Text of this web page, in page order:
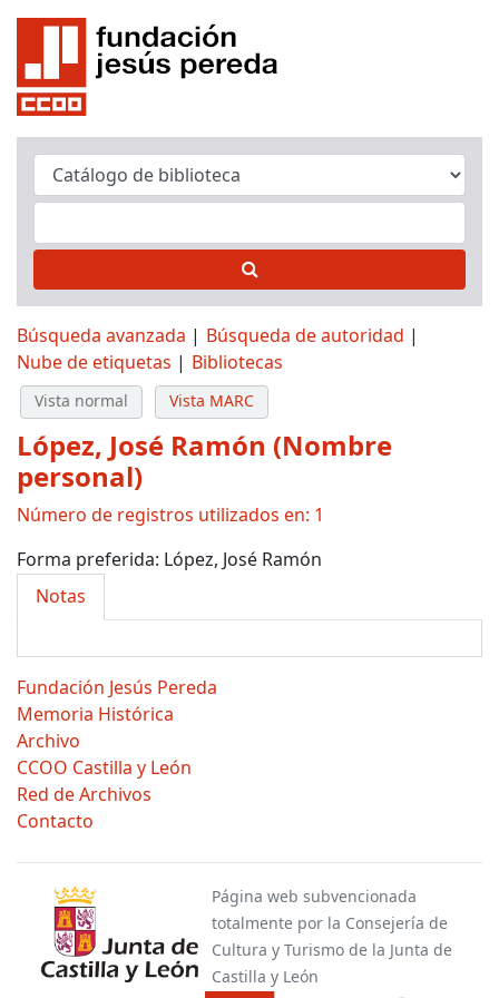
Búsqueda avanzada
Búsqueda de autoridad
Nube de etiquetas
Bibliotecas
Fundación Jesús Pereda
Memoria Histórica
Archivo
CCOO Castilla y León
Red de Archivos
Contacto
Vista normal Vista MARC
López, José Ramón (Nombre
personal)
Número de registros utilizados en: 1
Forma preferida: López, José Ramón
Notas
Página web subvencionada
totalmente por la Consejería de
Cultura y Turismo de la Junta de
Castilla y León